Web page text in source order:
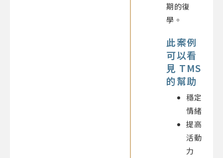
期的復
學。
此案例
可以看
見 TMS
的幫助
穩定
情緒
提高
活動
力